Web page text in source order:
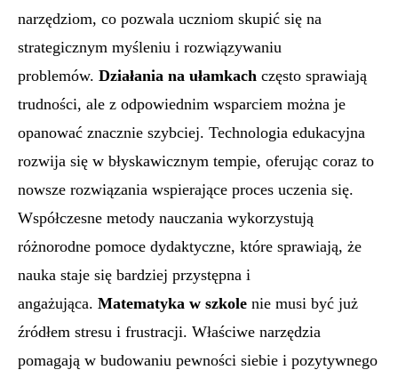
narzędziom, co pozwala uczniom skupić się na
strategicznym myśleniu i rozwiązywaniu
problemów. Działania na ułamkach często sprawiają
trudności, ale z odpowiednim wsparciem można je
opanować znacznie szybciej. Technologia edukacyjna
rozwija się w błyskawicznym tempie, oferując coraz to
nowsze rozwiązania wspierające proces uczenia się.
Współczesne metody nauczania wykorzystują
różnorodne pomoce dydaktyczne, które sprawiają, że
nauka staje się bardziej przystępna i
angażująca. Matematyka w szkole nie musi być już
źródłem stresu i frustracji. Właściwe narzędzia
pomagają w budowaniu pewności siebie i pozytywnego